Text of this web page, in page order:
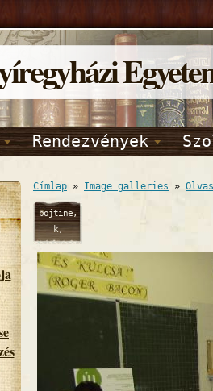
Rendezvények
Címlap » Image galleries »
bojtine,
k,
02/11/2014
- 11:18